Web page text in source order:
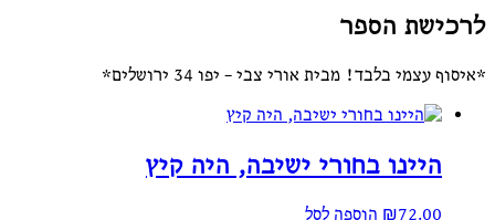
לרכישת הספר
*איסוף עצמי בלבד! מבית אורי צבי – יפו 34 ירושלים*
היינו בחורי ישיבה, היה קיץ
₪72.00 הוספה לסל